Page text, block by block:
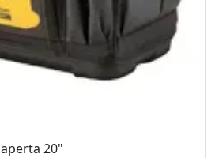
20"